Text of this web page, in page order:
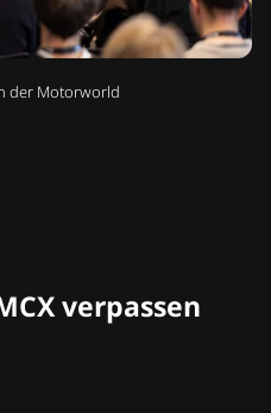
der Motorworld
verpassen